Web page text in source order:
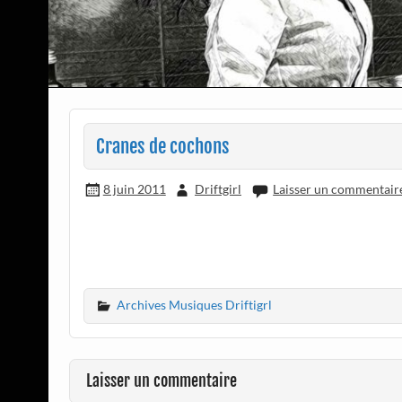
Cranes de cochons
8 juin 2011 Driftgirl Laisser un
Archives Musiques Driftigrl
Laisser un commentaire